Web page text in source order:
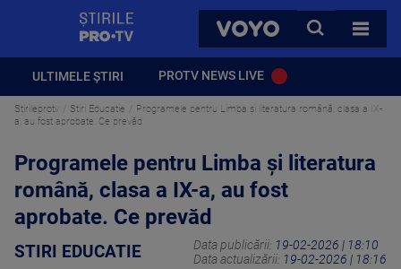
VOYO
CAUTA
TOATE
ULTIMELE ȘTIRI PROTV NEWS LIVE
Stirileprotv Stiri Educatie
Programele pentru Limba şi literatura română, clasa a IX-
a, au fost aprobate. Ce prevăd
Programele pentru Limba şi literatura
română, clasa a IX-a, au fost
aprobate. Ce prevăd
STIRI EDUCATIE Data publicării: 19-02-2026 | 18:10
Data actualizării: 19-02-2026 | 18:16